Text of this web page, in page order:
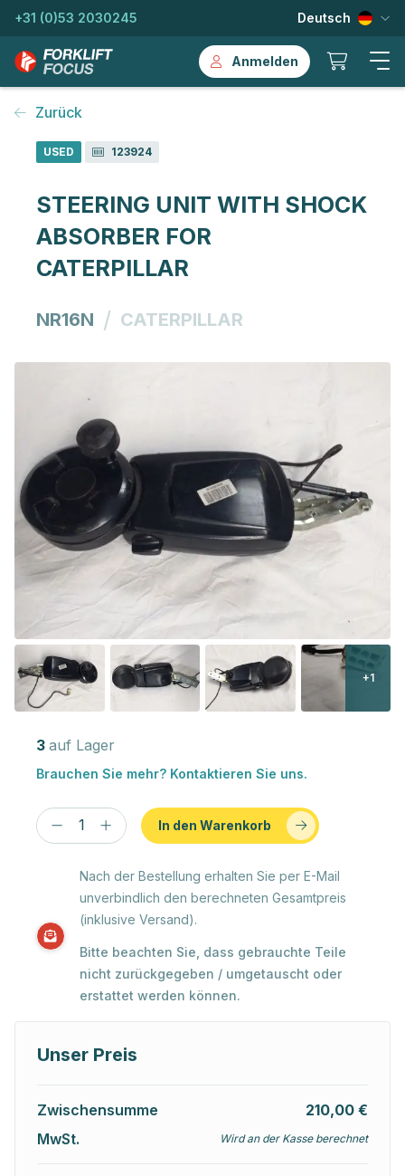
+31 (0)53 2030245 Deutsch
Anmelden
Zurück
USED 123924
STEERING UNIT WITH SHOCK
ABSORBER FOR
CATERPILLAR
NR16N / CATERPILLAR
+1
3 auf Lager
Brauchen Sie mehr? Kontaktieren Sie uns.
In den Warenkorb
Nach der Bestellung erhalten Sie per E-Mail
unverbindlich den berechneten Gesamtpreis
(inklusive Versand).
Bitte beachten Sie, dass gebrauchte Teile
nicht zurückgegeben / umgetauscht oder
erstattet werden können.
Unser Preis
Zwischensumme
210,00 €
MwSt.
Wird an der Kasse berechnet